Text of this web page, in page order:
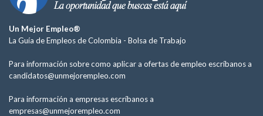
Un Mejor Empleo®
La Guía de Empleos de Colombia - Bolsa de Trabajo
Para información sobre como aplicar a ofertas de empleo escríbanos a
candidatos@unmejorempleo.com
Para información a empresas escríbanos a
empresas@unmejorempleo.com